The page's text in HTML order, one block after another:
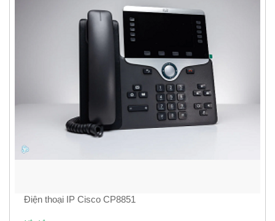
Điện thoại IP Cisco CP8851